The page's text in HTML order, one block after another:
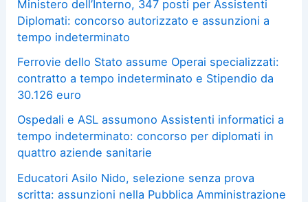
Ministero dell’Interno, 347 posti per Assistenti
Diplomati: concorso autorizzato e assunzioni a
tempo indeterminato
Ferrovie dello Stato assume Operai specializzati:
contratto a tempo indeterminato e Stipendio da
30.126 euro
Ospedali e ASL assumono Assistenti informatici a
tempo indeterminato: concorso per diplomati in
quattro aziende sanitarie
Educatori Asilo Nido, selezione senza prova
scritta: assunzioni nella Pubblica Amministrazione